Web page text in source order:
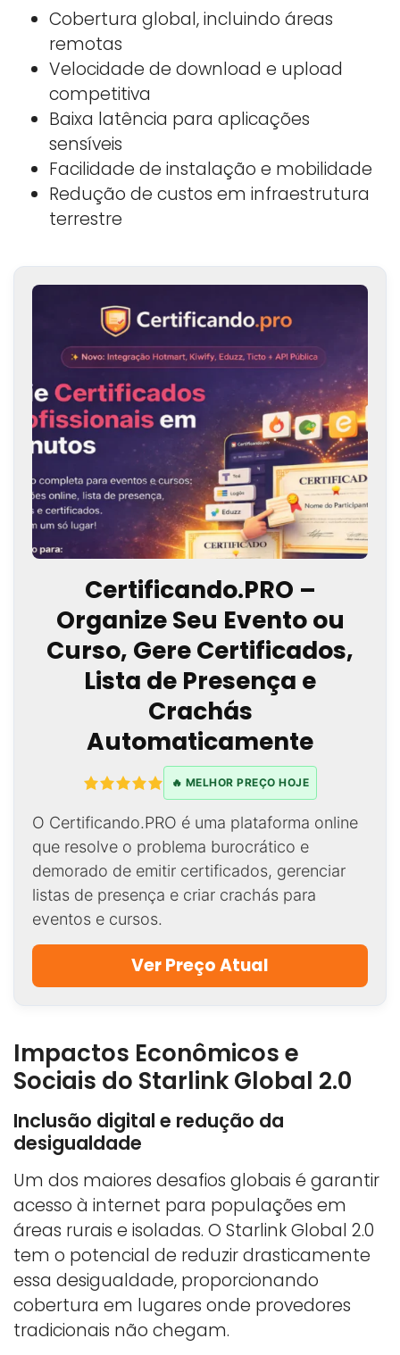
Cobertura global, incluindo áreas
remotas
Velocidade de download e upload
competitiva
Baixa latência para aplicações
sensíveis
Facilidade de instalação e mobilidade
Redução de custos em infraestrutura
terrestre
Certificando.PRO –
Organize Seu Evento ou
Curso, Gere Certificados,
Lista de Presença e
Crachás
Automaticamente
🔥 MELHOR PREÇO HOJE
O Certificando.PRO é uma plataforma online
que resolve o problema burocrático e
demorado de emitir certificados, gerenciar
listas de presença e criar crachás para
eventos e cursos.
Ver Preço Atual
Impactos Econômicos e
Sociais do Starlink Global 2.0
Inclusão digital e redução da
desigualdade
Um dos maiores desafios globais é garantir
acesso à internet para populações em
áreas rurais e isoladas. O Starlink Global 2.0
tem o potencial de reduzir drasticamente
essa desigualdade, proporcionando
cobertura em lugares onde provedores
tradicionais não chegam.